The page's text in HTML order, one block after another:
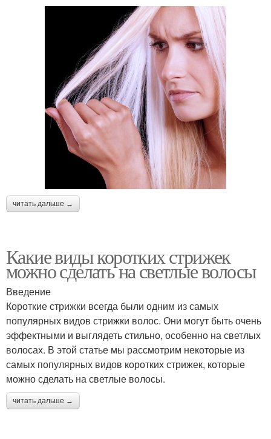
читать дальше →
Какие виды коротких стрижек
можно сделать на светлые волосы
Введение
Короткие стрижки всегда были одним из самых
популярных видов стрижки волос. Они могут быть очень
эффектными и выглядеть стильно, особенно на светлых
волосах. В этой статье мы рассмотрим некоторые из
самых популярных видов коротких стрижек, которые
можно сделать на светлые волосы.
читать дальше →